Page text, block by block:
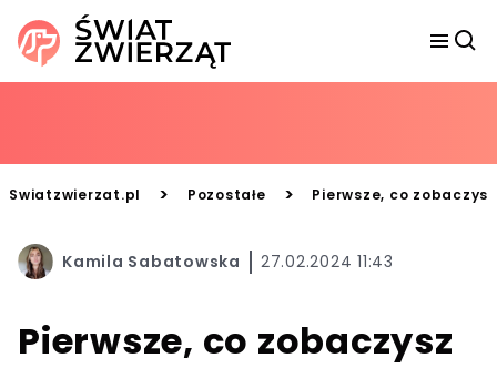
Swiatzwierzat.pl > Pozostałe > Pierwsze, co
Kamila Sabatowska 27.02.2024 11:43
Pierwsze, co zobaczysz